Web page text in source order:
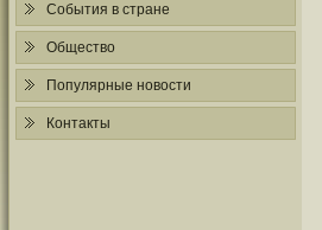
События в стране
Общество
Популярные новости
Контакты